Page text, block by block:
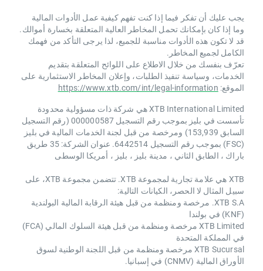
يجب عليك أن تفكر فيما إذا كنت تفهم كيفية عمل الأدوات المالية
وما إذا كان بإمكانك تحمل المخاطر العالية المتعلقة بخسارة أموالك.
قد لا تكون هذه الأدوات مناسبة للجميع، لذا يرجى التأكد من فهمك
الكامل لجميع المخاطر.
تعرّف بنفسك من خلال الاطلاع على اللوائح المتعلقة بتقديم
الخدمات، وسياسة تنفيذ الطلبات، وإعلان المخاطر الاستثمارية على
الموقع: https://www.xtb.com/int/legal-information
XTB International Limited هي شركة ذات مسؤولية محدودة
تأسست في بليز بموجب رقم التسجيل 000000587 (رقم التسجيل
السابق 153,939) ومرخصة من قبل لجنة الخدمات المالية في بليز
(FSC) بموجب رقم التسجيل 6442514. عنوان الشركة: 35 طريق
باراك ، الطابق الثاني ، مدينة بليز ، بليز ، أمريكا الوسطى
XTB هي علامة تجارية لمجموعة XTB. تتضمن مجموعة XTB، على
سبيل المثال لا الحصر، الكيانات التالية:
XTB S.A. مرخصة ومنظمة من قبل هيئة الرقابة المالية البولندية
(KNF) في بولندا
XTB Limited مرخصة ومنظمة من قبل هيئة السلوك المالي (FCA)
في المملكة المتحدة
XTB Sucursal مرخصة ومنظمة من قبل اللجنة الوطنية لسوق
الأوراق المالية (CNMV) في إسبانيا.